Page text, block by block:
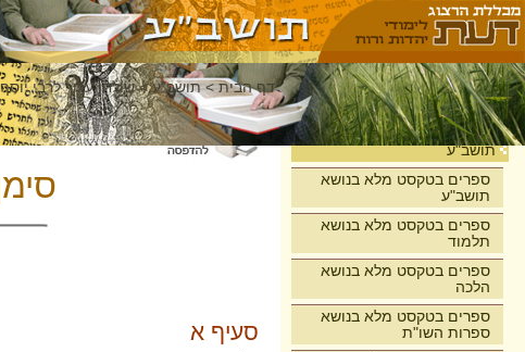
בית
תושב"ע
ספרים בטקסט מלא בנושא
תושב"ע
ספרים בטקסט מלא בנושא
תלמוד
ספרים בטקסט מלא בנושא
הלכה
ספרים בטקסט מלא בנושא
ספרות השו"ת
דף הבית >תושב"ע >שולחן ערוך לרבי
סעיף א